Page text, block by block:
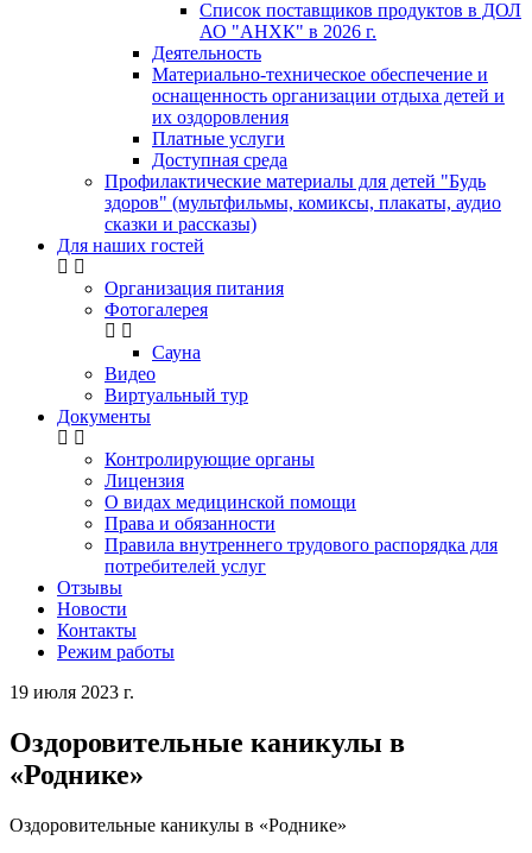
Список поставщиков продуктов в ДОЛ
АО "АНХК" в 2026 г.
Деятельность
Материально-техническое обеспечение и
оснащенность организации отдыха детей и
их оздоровления
Платные услуги
Доступная среда
Профилактические материалы для детей "Будь
здоров" (мультфильмы, комиксы, плакаты, аудио
сказки и рассказы)
Для наших гостей
Организация питания
Фотогалерея
Сауна
Видео
Виртуальный тур
Документы
Контролирующие органы
Лицензия
О видах медицинской помощи
Права и обязанности
Правила внутреннего трудового распорядка для
потребителей услуг
Отзывы
Новости
Контакты
Режим работы
19 июля 2023 г.
Оздоровительные каникулы в
«Роднике»
Оздоровительные каникулы в «Роднике»